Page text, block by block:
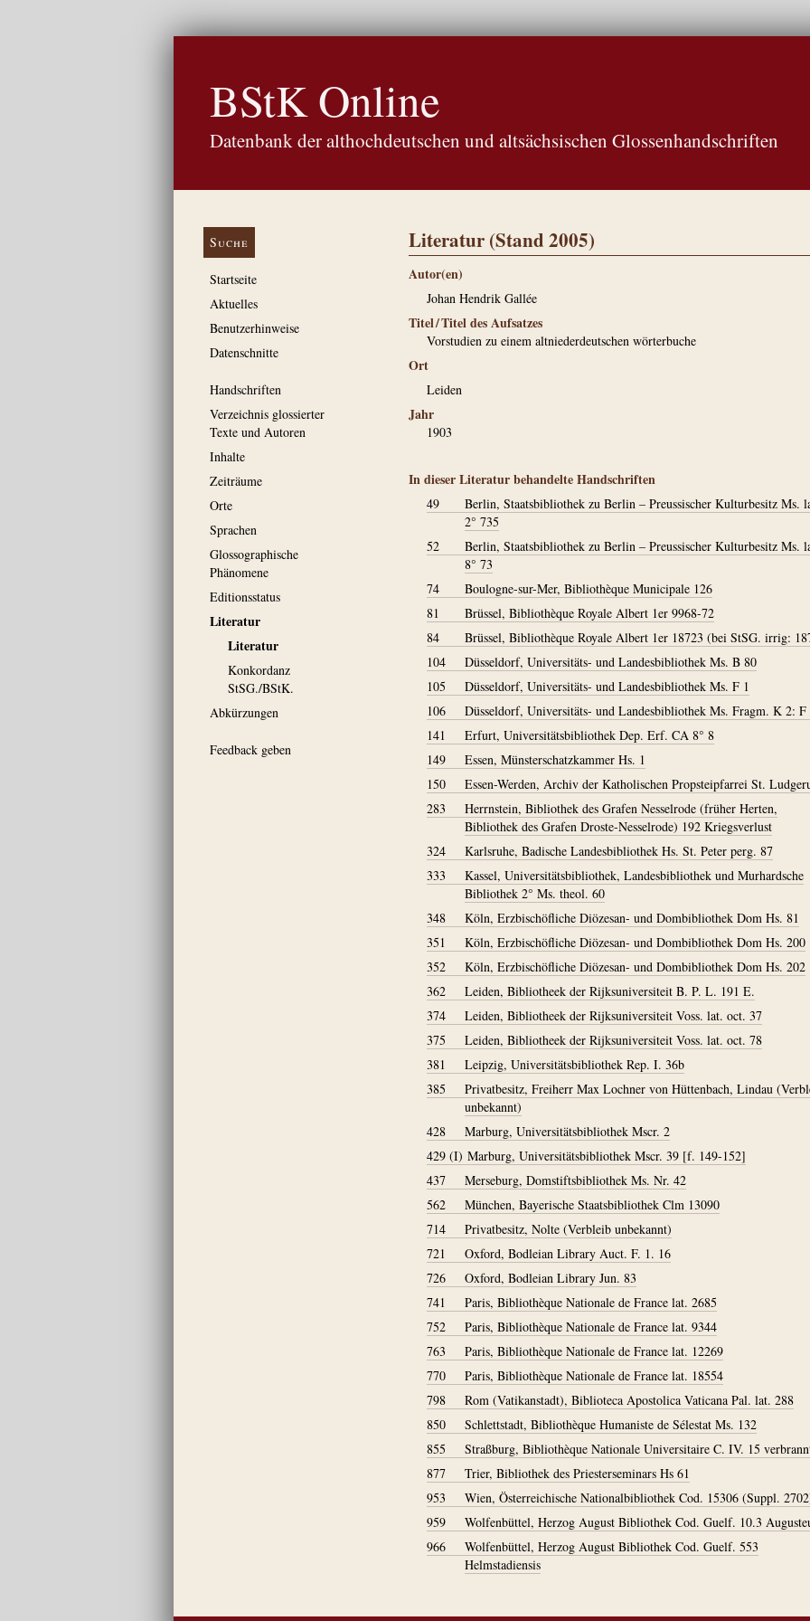
BStK Online
Datenbank der althochdeutschen und altsächsischen Glossenhandschriften
Suche
Startseite
Aktuelles
Benutzerhinweise
Datenschnitte
Handschriften
Verzeichnis glossierter
Texte und Autoren
Inhalte
Zeiträume
Orte
Sprachen
Glossographische
Phänomene
Editionsstatus
Literatur
Literatur
Konkordanz
StSG./BStK.
Abkürzungen
Feedback geben
Literatur (Stand 2005)
Autor(en)
Johan Hendrik Gallée
Titel / Titel des Aufsatzes
Vorstudien zu einem altniederdeutschen wörterbuche
Ort
Leiden
Jahr
1903
In dieser Literatur behandelte Handschriften
49
Berlin, Staatsbibliothek zu Berlin – Preussischer Kulturbesitz Ms.
2° 735
52
Berlin, Staatsbibliothek zu Berlin – Preussischer Kulturbesitz Ms.
8° 73
74
Boulogne-sur-Mer, Bibliothèque Municipale 126
81
Brüssel, Bibliothèque Royale Albert 1er 9968-72
84
Brüssel, Bibliothèque Royale Albert 1er 18723 (bei StSG. irrig:
104
Düsseldorf, Universitäts- und Landesbibliothek Ms. B 80
105
Düsseldorf, Universitäts- und Landesbibliothek Ms. F 1
106
Düsseldorf, Universitäts- und Landesbibliothek Ms. Fragm. K 2: F
141
Erfurt, Universitätsbibliothek Dep. Erf. CA 8° 8
149
Essen, Münsterschatzkammer Hs. 1
150
Essen-Werden, Archiv der Katholischen Propsteipfarrei St.
283
Herrnstein, Bibliothek des Grafen Nesselrode (früher Herten,
Bibliothek des Grafen Droste-Nesselrode) 192 Kriegsverlust
324
Karlsruhe, Badische Landesbibliothek Hs. St. Peter perg. 87
333
Kassel, Universitätsbibliothek, Landesbibliothek und Murhardsche
Bibliothek 2° Ms. theol. 60
348
Köln, Erzbischöfliche Diözesan- und Dombibliothek Dom Hs. 81
351
Köln, Erzbischöfliche Diözesan- und Dombibliothek Dom Hs. 200
352
Köln, Erzbischöfliche Diözesan- und Dombibliothek Dom Hs. 202
362
Leiden, Bibliotheek der Rijksuniversiteit B. P. L. 191 E.
374
Leiden, Bibliotheek der Rijksuniversiteit Voss. lat. oct. 37
375
Leiden, Bibliotheek der Rijksuniversiteit Voss. lat. oct. 78
381
Leipzig, Universitätsbibliothek Rep. I. 36b
385
Privatbesitz, Freiherr Max Lochner von Hüttenbach, Lindau
unbekannt)
428
Marburg, Universitätsbibliothek Mscr. 2
429 (I) Marburg, Universitätsbibliothek Mscr. 39 [f. 149-152]
437
Merseburg, Domstiftsbibliothek Ms. Nr. 42
562
München, Bayerische Staatsbibliothek Clm 13090
714
Privatbesitz, Nolte (Verbleib unbekannt)
721
Oxford, Bodleian Library Auct. F. 1. 16
726
Oxford, Bodleian Library Jun. 83
741
Paris, Bibliothèque Nationale de France lat. 2685
752
Paris, Bibliothèque Nationale de France lat. 9344
763
Paris, Bibliothèque Nationale de France lat. 12269
770
Paris, Bibliothèque Nationale de France lat. 18554
798
Rom (Vatikanstadt), Biblioteca Apostolica Vaticana Pal. lat. 288
850
Schlettstadt, Bibliothèque Humaniste de Sélestat Ms. 132
855
Straßburg, Bibliothèque Nationale Universitaire C. IV. 15
877
Trier, Bibliothek des Priesterseminars Hs 61
953
Wien, Österreichische Nationalbibliothek Cod. 15306 (Suppl.
959
Wolfenbüttel, Herzog August Bibliothek Cod. Guelf. 10.3
966
Wolfenbüttel, Herzog August Bibliothek Cod. Guelf. 553
Helmstadiensis